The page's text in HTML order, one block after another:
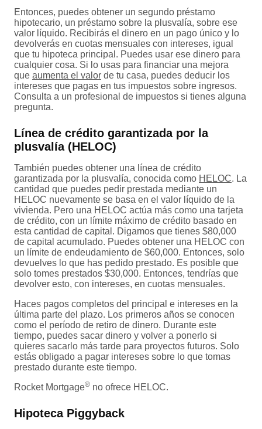
Entonces, puedes obtener un segundo préstamo
hipotecario, un préstamo sobre la plusvalía, sobre ese
valor líquido. Recibirás el dinero en un pago único y lo
devolverás en cuotas mensuales con intereses, igual
que tu hipoteca principal. Puedes usar ese dinero para
cualquier cosa. Si lo usas para financiar una mejora
que aumenta el valor de tu casa, puedes deducir los
intereses que pagas en tus impuestos sobre ingresos.
Consulta a un profesional de impuestos si tienes alguna
pregunta.
Línea de crédito garantizada por la
plusvalía (HELOC)
También puedes obtener una línea de crédito
garantizada por la plusvalía, conocida como HELOC. La
cantidad que puedes pedir prestada mediante un
HELOC nuevamente se basa en el valor líquido de la
vivienda. Pero una HELOC actúa más como una tarjeta
de crédito, con un límite máximo de crédito basado en
esta cantidad de capital. Digamos que tienes $80,000
de capital acumulado. Puedes obtener una HELOC con
un límite de endeudamiento de $60,000. Entonces, solo
devuelves lo que has pedido prestado. Es posible que
solo tomes prestados $30,000. Entonces, tendrías que
devolver esto, con intereses, en cuotas mensuales.
Haces pagos completos del principal e intereses en la
última parte del plazo. Los primeros años se conocen
como el período de retiro de dinero. Durante este
tiempo, puedes sacar dinero y volver a ponerlo si
quieres sacarlo más tarde para proyectos futuros. Solo
estás obligado a pagar intereses sobre lo que tomas
prestado durante este tiempo.
Rocket Mortgage® no ofrece HELOC.
Hipoteca Piggyback